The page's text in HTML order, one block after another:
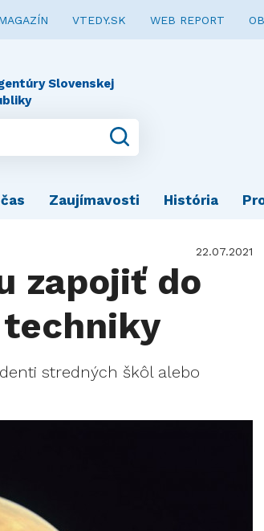
VTEDY.SK WEB REPORT
Slovenskej
Zaujímavosti História
22.07.2021
zapojiť do
techniky
stredných škôl alebo